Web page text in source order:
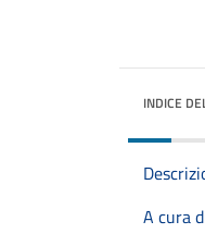
INDICE
A cura